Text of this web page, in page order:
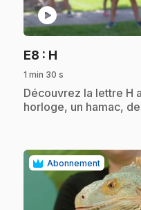
play_circle
E8 : H
1 min 30 s
.Découvrez la lettre H
horloge, un hamac,
Abonnement